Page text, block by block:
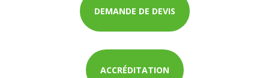
DEMANDE DE DEVIS
ACCRÉDITATION